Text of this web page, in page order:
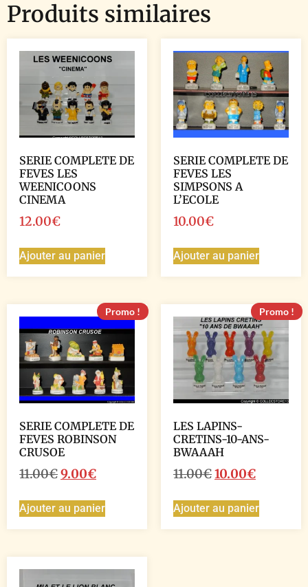
Produits similaires
SERIE COMPLETE DE
FEVES LES
WEENICOONS
CINEMA
12.00€
Ajouter au panier
SERIE COMPLETE DE
FEVES LES
SIMPSONS A
L’ECOLE
10.00€
Ajouter au panier
Promo !
SERIE COMPLETE DE
FEVES ROBINSON
CRUSOE
11.00€9.00€
Ajouter au panier
Promo !
LES LAPINS-
CRETINS-10-ANS-
BWAAAH
11.00€10.00€
Ajouter au panier